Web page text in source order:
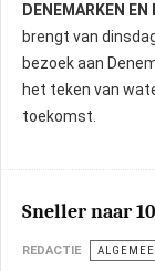
DENEMARKEN EN
brengt van
bezoek aan
het teken van
toekomst.
Sneller naar
REDACTIE